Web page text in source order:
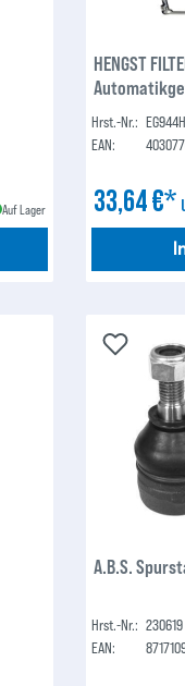
Auf Lager
HENGST
Hrst.-Nr.:
EAN:
33,64 €*
A.B.S.
Hrst.-Nr.: 230619
EAN: